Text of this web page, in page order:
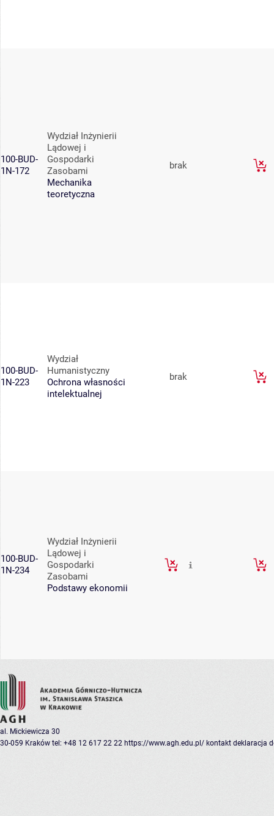
100-BUD-
1N-172
Wydział Inżynierii
Lądowej i
Gospodarki
Zasobami
Mechanika
teoretyczna
brak
100-BUD-
1N-223
Wydział
Humanistyczny
Ochrona własności
intelektualnej
brak
100-BUD-
1N-234
Wydział Inżynierii
Lądowej i
Gospodarki
Zasobami
Podstawy ekonomii
al. Mickiewicza 30
30-059 Kraków tel: +48 12 617 22 22 https://www.agh.edu.pl/ kontakt deklaracja